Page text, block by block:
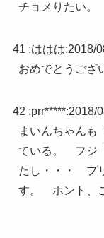
チョメりたい。
41 :ははは:2018/
おめでとうござ
42 :prr*****:2018/
まいんちゃんも
ている。 フジ
たし・・・ プ
す。 ホント、